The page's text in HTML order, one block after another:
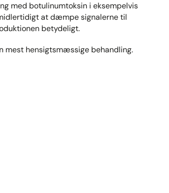
med botulinumtoksin i eksempelvis
at dæmpe signalerne til
betydeligt.
mest hensigtsmæssige behandling.